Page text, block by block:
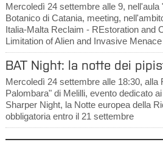
Mercoledì 24 settembre alle 9,
Botanico di Catania, meeting,
Italia-Malta Reclaim - REstoration and
Limitation of Alien and Invasive Menace
BAT Night: la notte dei
Mercoledì 24 settembre alle 18:30, alla
Palombara" di Melilli, evento dedicato
Sharper Night, la Notte europea della
obbligatoria entro il 21 settembre